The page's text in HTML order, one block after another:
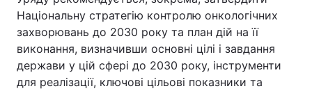
Національну стратегію контролю онкологічних
захворювань до 2030 року та план дій на її
виконання, визначивши основні цілі і завдання
держави у цій сфері до 2030 року, інструменти
для реалізації, ключові цільові показники та